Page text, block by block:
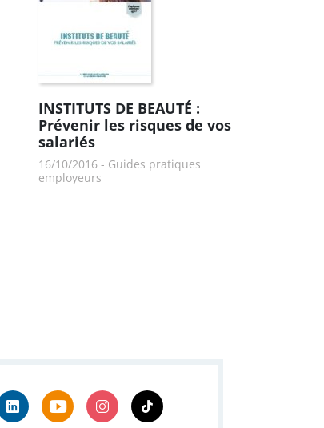
INSTITUTS DE BEAUTÉ :
Prévenir les risques de vos
salariés
16/10/2016 - Guides pratiques
employeurs